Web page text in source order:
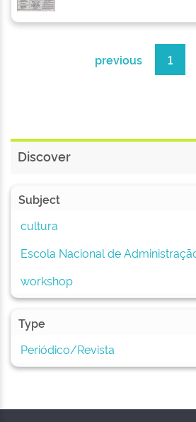
previous 1
Discover
Subject
cultura
Escola Nacional de
workshop
Type
Periódico/Revista